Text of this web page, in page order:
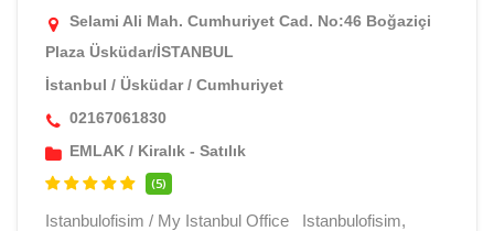
Selami Ali Mah. Cumhuriyet Cad. No:46 Boğaziçi
Plaza Üsküdar/İSTANBUL
İstanbul / Üsküdar/ Cumhuriyet
02167061830
EMLAK / Kiralık - Satılık
(5)
Istanbulofisim / My Istanbul Office Istanbulofisim,